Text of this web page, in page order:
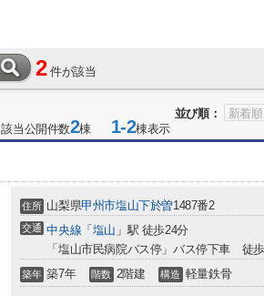
2 件が該当
並び順：
該当公開件数2棟 1-2棟表示
住所 山梨県甲州市塩山下於曽1487番2
交通 中央線 「 塩山 」駅 徒歩24分
「塩山市民病院バス停」バス停下車 徒
築年 築7年 階数 2階建 構造 軽量鉄骨